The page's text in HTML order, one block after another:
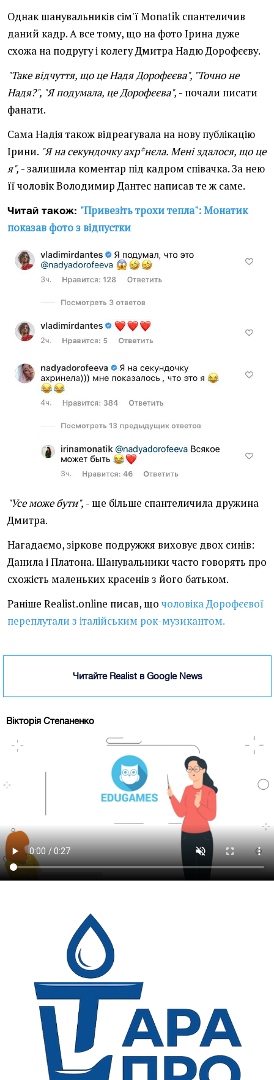
Однак шанувальників сім'ї Monatik спантеличив
даний кадр. А все тому, що на фото Ірина дуже
схожа на подругу і колегу Дмитра Надю Дорофєєву.
"Таке відчуття, що це Надя Дорофєєва", "Точно не
Надя?", "Я подумала, це Дорофєєва", - почали писати
фанати.
Сама Надія також відреагувала на нову публікацію
Ірини. "Я на секундочку ахр*нєла. Мені здалося, що це
я", - залишила коментар під кадром співачка. За нею
її чоловік Володимир Дантес написав те ж саме.
Читай також: "Привезіть трохи тепла": Монатик
показав фото з відпустки
"Усе може бути", - ще більше спантеличила дружина
Дмитра.
Нагадаємо, зіркове подружжя виховує двох синів:
Данила і Платона. Шанувальники часто говорять про
схожість маленьких красенів з його батьком.
Раніше Realist.online писав, що чоловіка Дорофєєвої
переплутали з італійським рок-музикантом.
Читайте Realist в Google News
Вікторія Степаненко